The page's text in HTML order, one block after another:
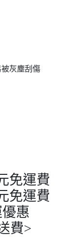
灰塵刮傷
免運費
免運費
惠
費>